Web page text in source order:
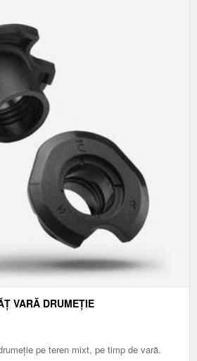
VARĂ DRUMEȚIE
pe teren mixt, pe timp de vară.